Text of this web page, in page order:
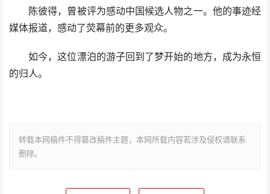
陈彼得，曾被评为感动中国候选人物之一。他的事迹经
媒体报道，感动了荧幕前的更多观众。
如今，这位漂泊的游子回到了梦开始的地方，成为永恒
的归人。
转载本网稿件不得篡改稿件主题，本网所载内容若涉及侵权请联系
删除。